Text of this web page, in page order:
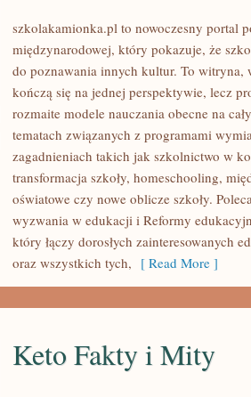
NAJCIEKAWSZE
SZKOŁY
ŚWIATA
szkolakamionka.pl to nowoczesny portal
międzynarodowej, który pokazuje, że
do poznawania innych kultur. To
kończą się na jednej perspektywie, lecz
rozmaite modele nauczania obecne na
tematach związanych z programami
zagadnieniach takich jak szkolnictwo w
transformacja szkoły, homeschooling,
oświatowe czy nowe oblicze szkoły.
wyzwania w edukacji i Reformy
który łączy dorosłych zainteresowanych
oraz wszystkich tych, [ Read More ]
Keto Fakty i Mity